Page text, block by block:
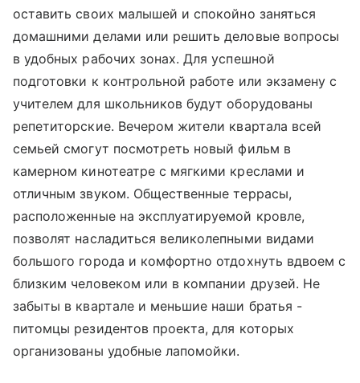
оставить своих малышей и спокойно заняться
домашними делами или решить деловые вопросы
в удобных рабочих зонах. Для успешной
подготовки к контрольной работе или экзамену с
учителем для школьников будут оборудованы
репетиторские. Вечером жители квартала всей
семьей смогут посмотреть новый фильм в
камерном кинотеатре с мягкими креслами и
отличным звуком. Общественные террасы,
расположенные на эксплуатируемой кровле,
позволят насладиться великолепными видами
большого города и комфортно отдохнуть вдвоем с
близким человеком или в компании друзей. Не
забыты в квартале и меньшие наши братья -
питомцы резидентов проекта, для которых
организованы удобные лапомойки.